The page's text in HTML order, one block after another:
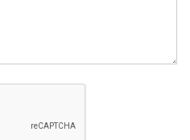
безобразной высотки
парковок, ни детских